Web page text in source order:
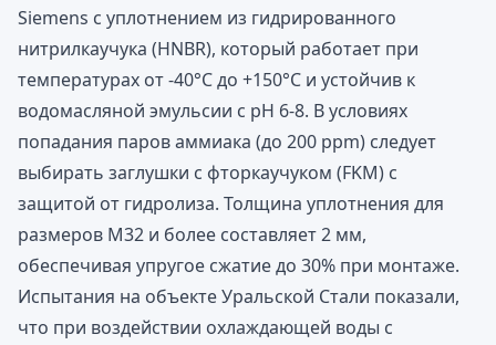
Siemens с уплотнением из гидрированного
нитрилкаучука (HNBR), который работает при
температурах от -40°C до +150°C и устойчив к
водомасляной эмульсии с pH 6-8. В условиях
попадания паров аммиака (до 200 ppm) следует
выбирать заглушки с фторкаучуком (FKM) с
защитой от гидролиза. Толщина уплотнения для
размеров M32 и более составляет 2 мм,
обеспечивая упругое сжатие до 30% при монтаже.
Испытания на объекте Уральской Стали показали,
что при воздействии охлаждающей воды с